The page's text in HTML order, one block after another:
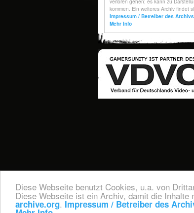
Diese Webseite benutzt Cookies, u.a. von
Diese Webseite ist ein Archiv, damit die
archive.org. Impressum / Betreiber des